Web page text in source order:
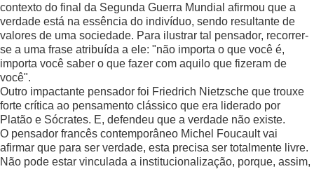
contexto do final da Segunda Guerra Mundial afirmou que a
verdade está na essência do indivíduo, sendo resultante de
valores de uma sociedade. Para ilustrar tal pensador, recorrer-
se a uma frase atribuída a ele: "não importa o que você é,
importa você saber o que fazer com aquilo que fizeram de
você".
Outro impactante pensador foi Friedrich Nietzsche que trouxe
forte crítica ao pensamento clássico que era liderado por
Platão e Sócrates. E, defendeu que a verdade não existe.
O pensador francês contemporâneo Michel Foucault vai
afirmar que para ser verdade, esta precisa ser totalmente livre.
Não pode estar vinculada a institucionalização, porque, assim,